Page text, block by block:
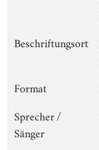
Beschriftungsort
Format
Sprecher /
Sänger